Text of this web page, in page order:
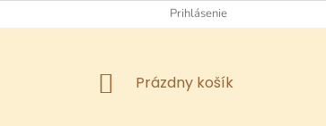
PODMIENKY OCHRANA OSOBNÝCH ÚDAJOV
Prihlásenie
NÁKUPNÝ
Prázdny košík